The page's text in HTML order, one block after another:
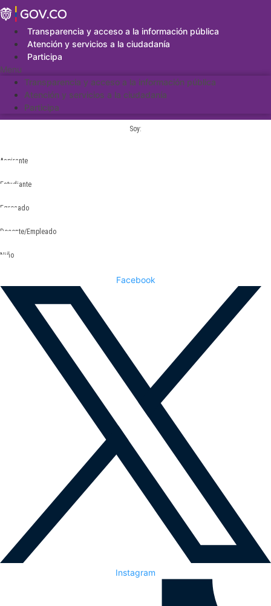
Saltar
al
contenidoTransparencia y acceso a la información pública
Atención y servicios a la ciudadanía
Participa
Menu
Transparencia y acceso a la información pública
Atención y servicios a la ciudadanía
Participa
Soy:
Aspirante
Estudiante
Egresado
Docente/Empleado
Niño
Facebook
Instagram